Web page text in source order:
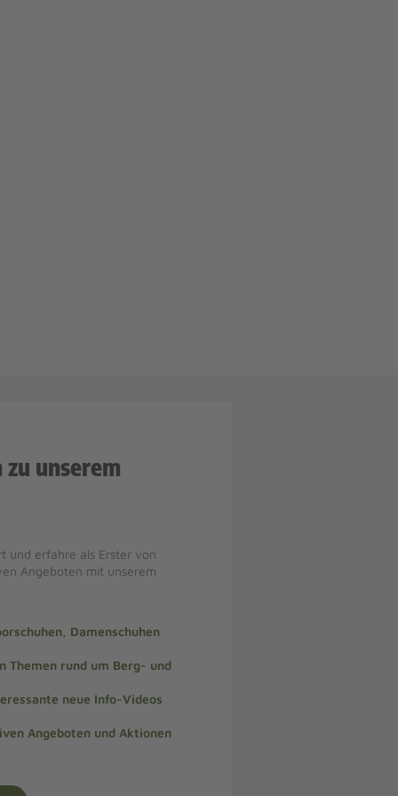
unserem
und erfahre als Erster von
Angeboten mit unserem
Damenschuhen
Themen rund um Berg- und
neue Info-Videos
Angeboten und Aktionen